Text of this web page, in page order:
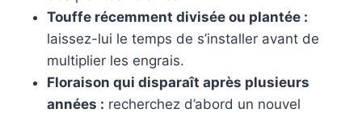
Touffe récemment divisée ou plantée :
laissez-lui le temps de s’installer avant de
multiplier les engrais.
Floraison qui disparaît après plusieurs
années : recherchez d’abord un nouvel